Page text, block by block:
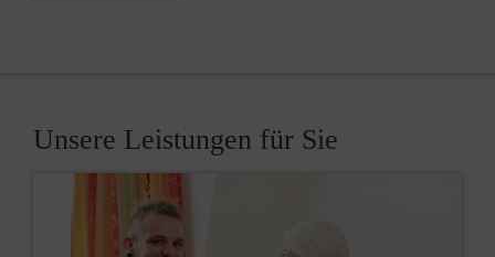
Unsere Leistungen für Sie